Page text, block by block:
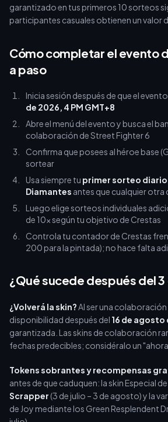
garantizado en tus primeros 10 sorteos
participantes casuales obtienen un valor
Cómo completar el evento
a paso
Inicia sesión después de que el
de 2026, 4 PM GMT+8
Abre el menú del evento y busca el
colaboración de Street Fighter 6
Confirma que posees al héroe base
sortear
Usa siempre tu primer sorteo diario
Diamantes antes que cualquier otra
Luego elige sorteos individuales
de 10x según tu objetivo de Crestas
Controla tu contador de Crestas
200 para la pintada); no hace falta
¿Qué sucede después del
¿Volverá la skin?Al ser una
disponibilidad después del 16 de agosto
garantizada. Las skins de colaboración
fechas predecibles; considéralo un "ahora
Tokens sobrantes y recompensas
antes de que caduquen: la skin Especial
Scrapper (3 de julio – 3 de agosto) y la
de Joy mediante los Green Resplendent